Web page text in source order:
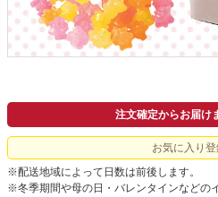
注文確定からお届け
お気に入り
※配送地域によって日数は前後します。
※冬季期間や母の日・バレンタインなどの